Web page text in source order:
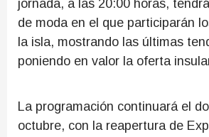
jornada, a las 20:00 horas,
de moda en el que participarán
la isla, mostrando las últimas
poniendo en valor la oferta
La programación continuará el
octubre, con la reapertura de